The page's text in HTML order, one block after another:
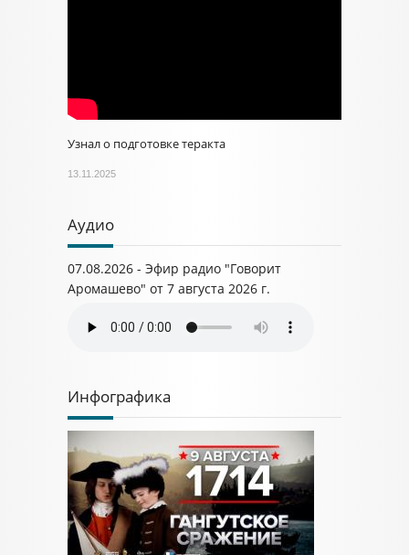
Узнал о подготовке теракта
13.11.2025
Аудио
07.08.2026 - Эфир радио "Говорит
Аромашево" от 7 августа 2026 г.
Инфографика